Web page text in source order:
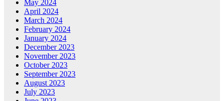
May 2024
April 2024
March 2024
February 2024
January 2024
December 2023
November 2023
October 2023
September 2023
August 2023
July 2023